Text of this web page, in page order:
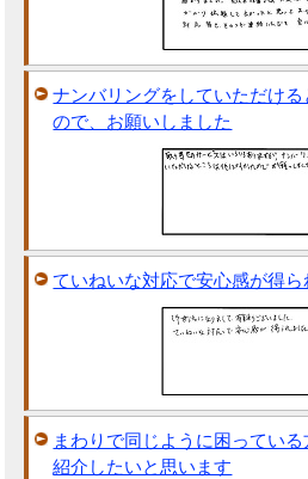
ナンバリングをしていただけ
ので、お願いしました
ていねいな対応で安心感が得ら
まわりで同じように困ってい
紹介したいと思います